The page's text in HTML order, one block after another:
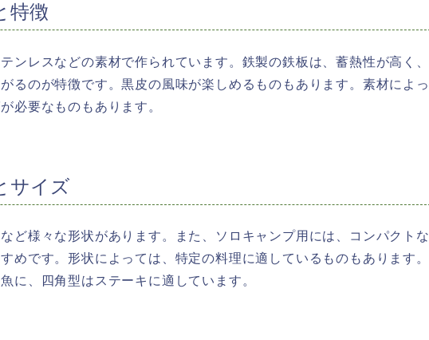
特徴
ンレスなどの素材で作られています。鉄製の鉄板は、蓄熱性が高く、
るのが特徴です。黒皮の風味が楽しめるものもあります。素材によっ
必要なものもあります。
サイズ
ど様々な形状があります。また、ソロキャンプ用には、コンパクトな
めです。形状によっては、特定の料理に適しているものもあります。
に、四角型はステーキに適しています。